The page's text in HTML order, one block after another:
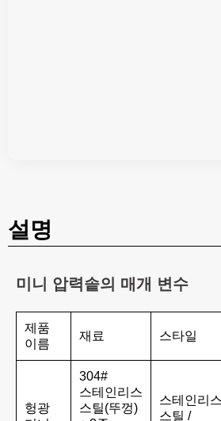
설명
미니 압력솥의 매개 변수
제품
이름
재료 스타일
헝광
304#
스테인리스
스틸(뚜껑)
스테인리스
스틸 /